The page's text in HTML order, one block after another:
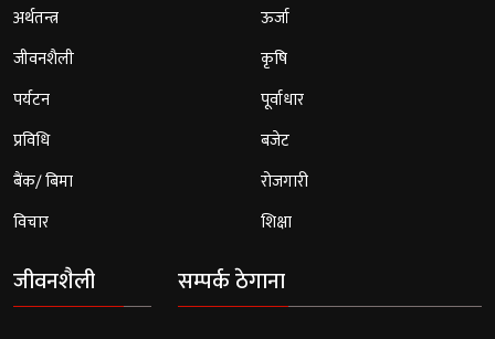
अर्थतन्त्र
जीवनशैली
पर्यटन
प्रविधि
बैंक/ बिमा
विचार
ऊर्जा
कृषि
पूर्वाधार
बजेट
रोजगारी
शिक्षा
जीवनशैली सम्पर्क ठेगाना